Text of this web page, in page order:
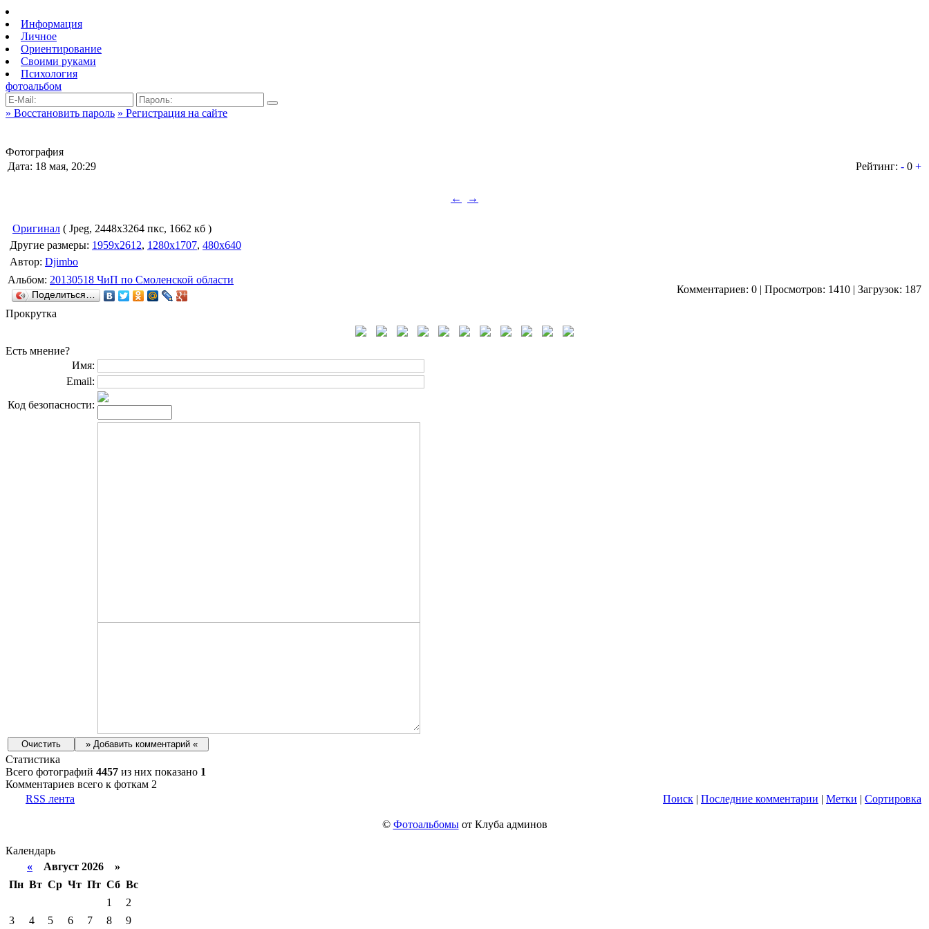
Информация
Личное
Ориентирование
Своими руками
Психология
фотоальбом
» Восстановить пароль » Регистрация на сайте
Фотография
Дата: 18 мая, 20:29
Рейтинг: - 0 +
← →
Оригинал ( Jpeg, 2448x3264 пкс, 1662 кб )
Другие размеры: 1959x2612, 1280x1707, 480x640
Автор: Djimbo
Альбом: 20130518 ЧиП по Смоленской области
Поделиться… Комментариев: 0 | Просмотров: 1410 | Загрузок: 187
Прокрутка
Есть мнение?
Имя:
Email:
Код безопасности:
Статистика
Всего фотографий 4457 из них показано 1
Комментариев всего к фоткам 2
RSS лента
Поиск | Последние комментарии | Метки | Сортировка
© Фотоальбомыот Клуба админов
Календарь
« Август 2026 »
Пн Вт Ср Чт Пт Сб Вс
1
2
3
4 5 6 7 8 9